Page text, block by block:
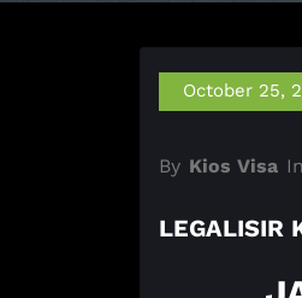
October 25,
By Kios Visa In
LEGALISIR